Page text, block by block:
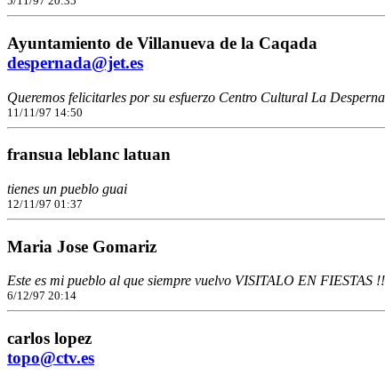
Ayuntamiento de Villanueva de la Caqada
despernada@jet.es
Queremos felicitarles por su esfuerzo Centro Cultural La
11/11/97 14:50
fransua leblanc latuan
tienes un pueblo guai
12/11/97 01:37
Maria Jose Gomariz
Este es mi pueblo al que siempre vuelvo VISITALO EN FIESTAS
6/12/97 20:14
carlos lopez
topo@ctv.es